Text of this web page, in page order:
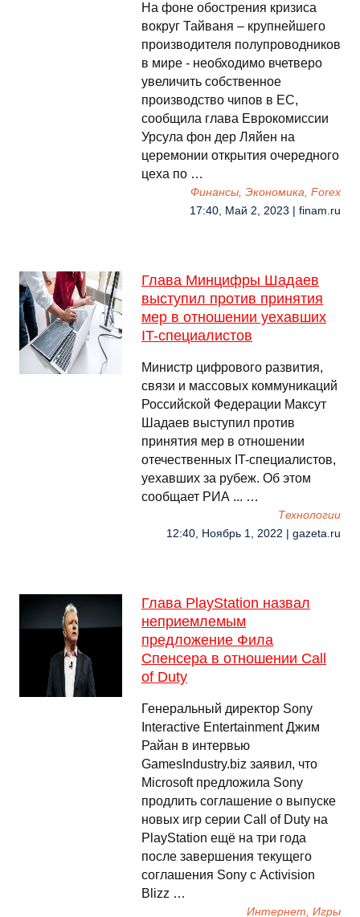
На фоне обострения кризиса
вокруг Тайваня – крупнейшего
производителя полупроводников
в мире - необходимо вчетверо
увеличить собственное
производство чипов в ЕС,
сообщила глава Еврокомиссии
Урсула фон дер Ляйен на
церемонии открытия очередного
цеха по …
Финансы, Экономика, Forex
17:40, Май 2, 2023 | finam.ru
Глава Минцифры Шадаев
выступил против принятия
мер в отношении уехавших
IT-специалистов
Министр цифрового развития,
связи и массовых коммуникаций
Российской Федерации Максут
Шадаев выступил против
принятия мер в отношении
отечественных IT-специалистов,
уехавших за рубеж. Об этом
сообщает РИА ... …
Технологии
12:40, Ноябрь 1, 2022 | gazeta.ru
Глава PlayStation назвал
неприемлемым
предложение Фила
Спенсера в отношении Call
of Duty
Генеральный директор Sony
Interactive Entertainment Джим
Райан в интервью
GamesIndustry.biz заявил, что
Microsoft предложила Sony
продлить соглашение о выпуске
новых игр серии Call of Duty на
PlayStation ещё на три года
после завершения текущего
соглашения Sony с Activision
Blizz …
Интернет, Игры